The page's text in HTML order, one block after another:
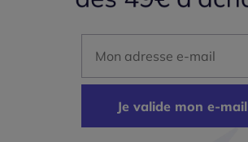
Je valide mon e-mail